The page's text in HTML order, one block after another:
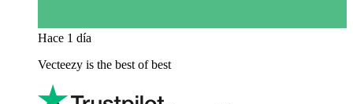
Hace 1 día
Vecteezy is the best of best